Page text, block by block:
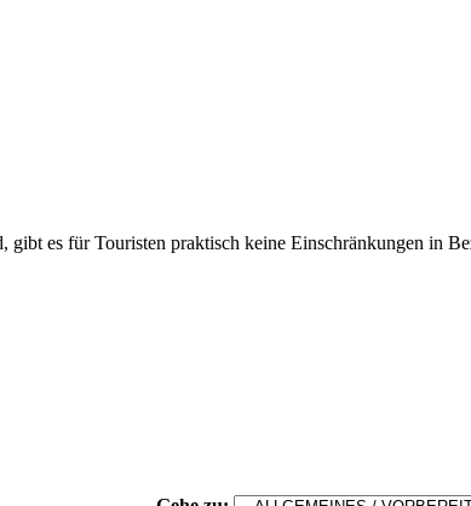
es für Touristen praktisch keine Einschränkungen in